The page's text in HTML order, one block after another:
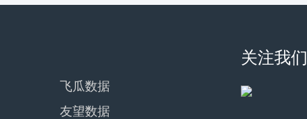
飞瓜数据
友望数据
关注我们